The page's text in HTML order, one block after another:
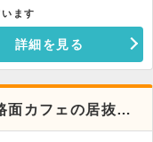
態に対応しております。
ます
詳細を見る
面カフェの居抜き